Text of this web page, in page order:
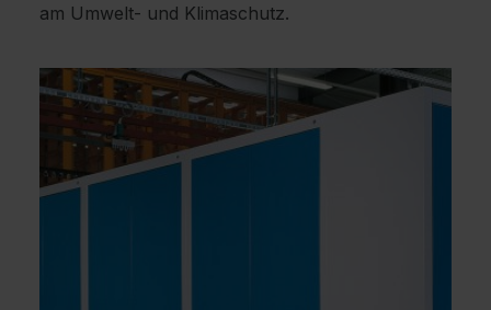
am Umwelt- und Klimaschutz.